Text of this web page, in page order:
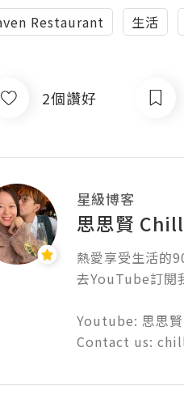
Restaurant
生活
2個讚好
星級博客
思思賢
熱愛享受生活的
去YouTube訂閱
Youtube: 思思
Contact us: